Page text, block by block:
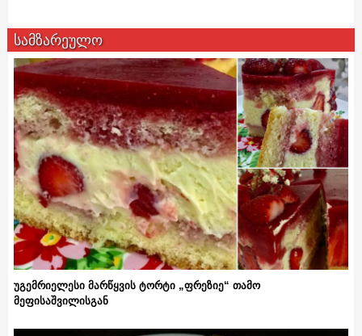
სამზარეულო
უგემრიელესი მარწყვის ტორტი „ფრეზიე“ თამო
მეფისაშვილისგან